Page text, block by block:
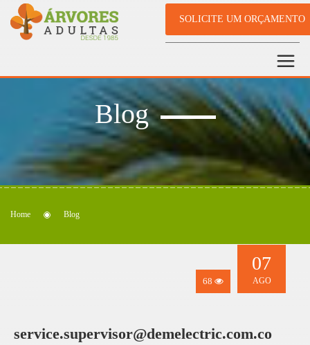
SOLICITE UM ORÇAMENTO
Blog
Home Blog
68
07
AGO
service.supervisor@demelectric.com.co